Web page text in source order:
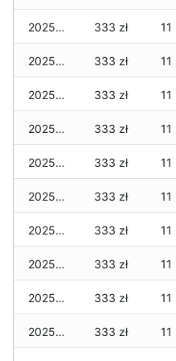
2025-12-07 333 zł 11
2025-12-06 333 zł 11
2025-12-05 333 zł 11
2025-12-04 333 zł 11
2025-12-03 333 zł 11
2025-12-02 333 zł 11
2025-12-01 333 zł 11
2025-11-30 333 zł 11
2025-11-29 333 zł 11
2025-11-28 333 zł 11